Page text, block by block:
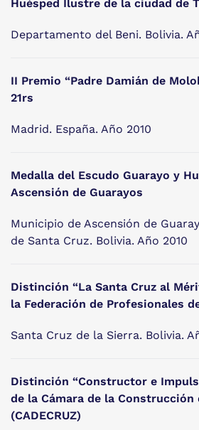
Huésped Ilustre de la ciudad de
Departamento del Beni. Bolivia.
II Premio “Padre Damián de
21rs
Madrid. España. Año 2010
Medalla del Escudo Guarayo y
Ascensión de Guarayos
Municipio de Ascensión de
de Santa Cruz. Bolivia. Año 2010
Distinción “La Santa Cruz al
la Federación de Profesionales
Santa Cruz de la Sierra. Bolivia.
Distinción “Constructor e
de la Cámara de la Construcción
(CADECRUZ)